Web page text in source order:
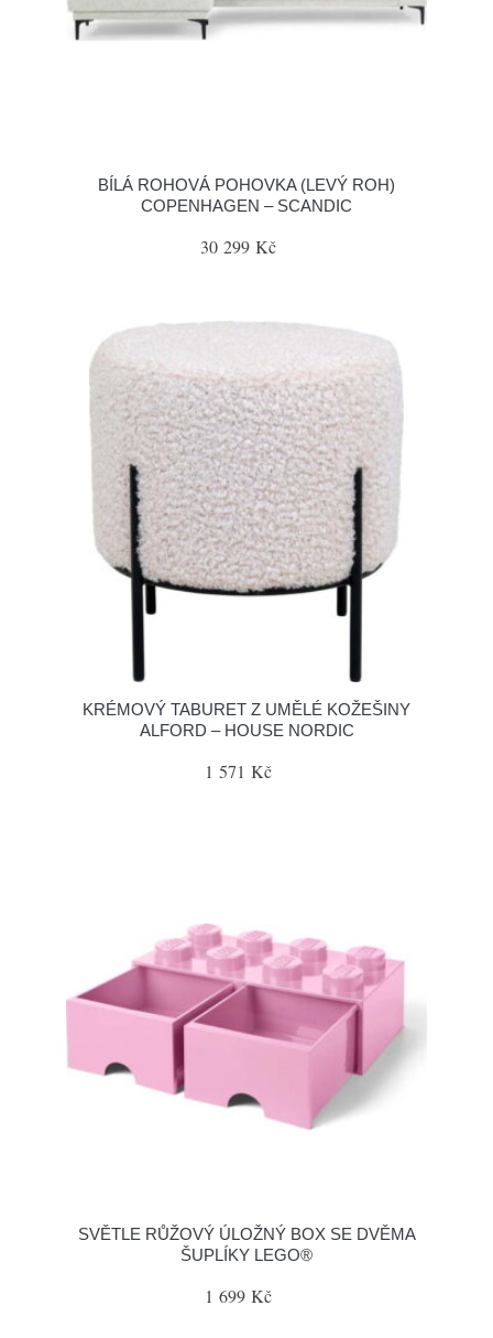
BÍLÁ ROHOVÁ POHOVKA (LEVÝ ROH)
COPENHAGEN – SCANDIC
30 299 Kč
KRÉMOVÝ TABURET Z UMĚLÉ KOŽEŠINY
ALFORD – HOUSE NORDIC
1 571 Kč
SVĚTLE RŮŽOVÝ ÚLOŽNÝ BOX SE DVĚMA
ŠUPLÍKY LEGO®
1 699 Kč